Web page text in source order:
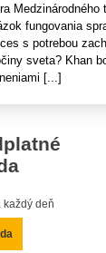
fungovania
s potrebou
sveta? Khan
[...]
každý deň